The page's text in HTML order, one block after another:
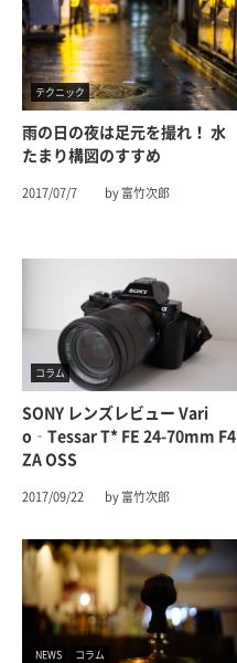
テクニック
雨の日の夜は足元を撮れ！ 水
たまり構図のすすめ
2017/07/7 by 富竹次郎
コラム
SONY レンズレビュー Vari
O‑Tessar T* FE 24-70mm F4
ZA OSS
2017/09/22 by 富竹次郎
NEWS コラム